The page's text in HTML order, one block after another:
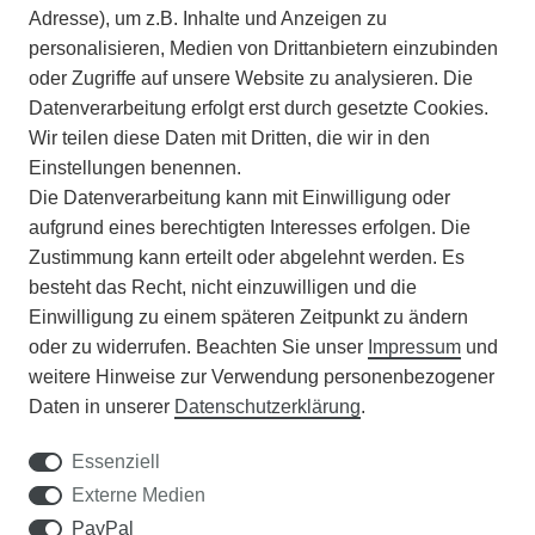
INFORMATIONEN
ZAHLUNGSARTEN
VERSAND
BATTERIEENTSORGUNG
VERANSTALTUNGEN
APOTHEKERSCHRANK
WISSENSWERTES
DER WEG ZUM TRAUMRASEN
Adresse), um z.B. Inhalte und Anzeigen zu
personalisieren, Medien von Drittanbietern einzubinden
oder Zugriffe auf unsere Website zu analysieren. Die
Datenverarbeitung erfolgt erst durch gesetzte Cookies.
Wir teilen diese Daten mit Dritten, die wir in den
Einstellungen benennen.
Die Datenverarbeitung kann mit Einwilligung oder
aufgrund eines berechtigten Interesses erfolgen. Die
Zustimmung kann erteilt oder abgelehnt werden. Es
besteht das Recht, nicht einzuwilligen und die
Einwilligung zu einem späteren Zeitpunkt zu ändern
oder zu widerrufen. Beachten Sie unser Impressum und
weitere Hinweise zur Verwendung personenbezogener
Daten in unserer Daten­schutz­erklärung.
Essenziell
Externe Medien
PayPal